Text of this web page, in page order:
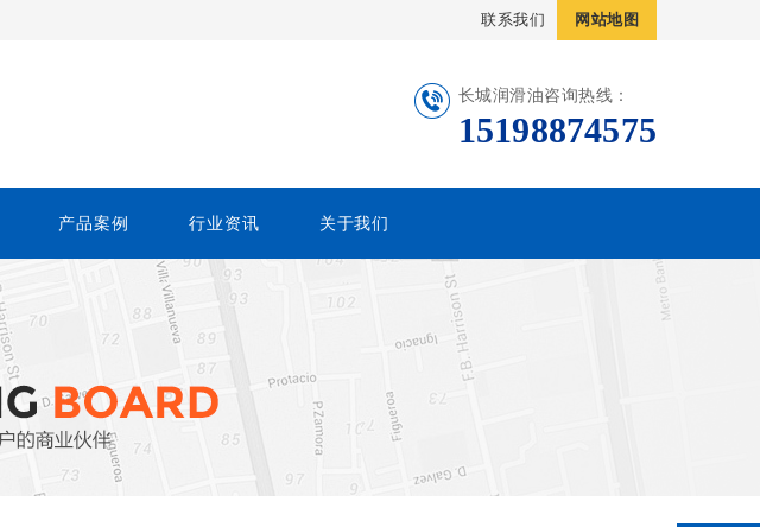
联系我们 网站地图
长城润滑油咨询热线：
15198874575
产品案例 行业资讯 关于我们